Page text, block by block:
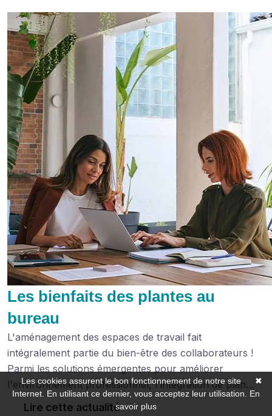
Les bienfaits des plantes au
bureau
L'aménagement des espaces de travail fait
intégralement partie du bien-être des collaborateurs !
Parmi les solutions émergentes pour améliorer
l'environnement professionnel, l'intégration de plan...
Lire cette actualité
✖
Les cookies assurent le bon fonctionnement de notre site
Internet. En utilisant ce dernier, vous acceptez leur utilisation. En
savoir plus